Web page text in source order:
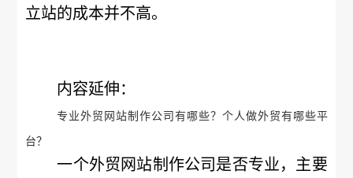
立站的成本并不高。
内容延伸：
专业外贸网站制作公司有哪些？个人做外贸有哪些平
台？
一个外贸网站制作公司是否专业，主要